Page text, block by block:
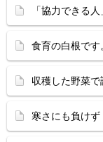
「協力できる
食育の白根です
収穫した野菜で
寒さにも負けず